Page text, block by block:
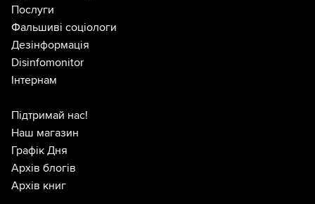
Послуги
Фальшиві соціологи
Дезінформація
Disinfomonitor
Інтернам
Підтримай нас!
Наш магазин
Графік Дня
Архів блогів
Архів книг